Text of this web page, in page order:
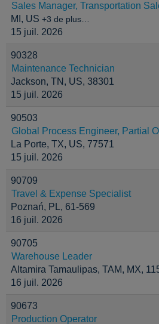
Sales Manager, Transportation
MI, US +3 de plus…
15 juil. 2026
90328
Maintenance Technician
Jackson, TN, US, 38301
15 juil. 2026
90503
Global Process Engineer, Partial
La Porte, TX, US, 77571
15 juil. 2026
90709
Travel & Expense Specialist
Poznań, PL, 61-569
16 juil. 2026
90705
Warehouse Leader
Altamira Tamaulipas, TAM, MX,
16 juil. 2026
90673
Production Operator